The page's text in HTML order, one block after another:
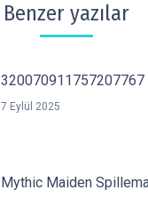
Benzer yazılar
320070911757207767
7 Eylül 2025
Mythic Maiden